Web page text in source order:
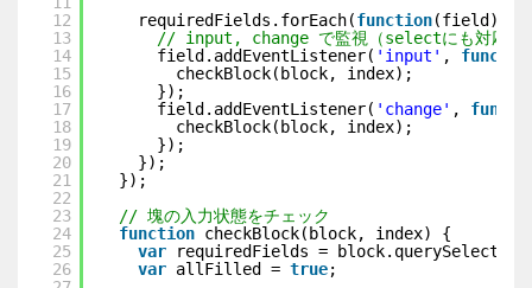
12
13
14
15
16
17
18
19
20
21
22
23
24
25
26
requiredFields.forEach(function(field) {
// input, change で監視（selectにも対応）
field.addEventListener( 'input' ,
checkBlock(block, index);
});
field.addEventListener( 'change' ,
checkBlock(block, index);
});
});
});
// 塊の入力状態をチェック
function checkBlock(block, index) {
var
requiredFields =
var allFilled = true;